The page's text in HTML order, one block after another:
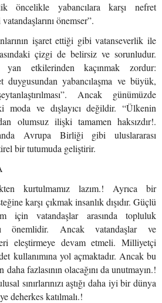
öncelikle yabancılara karşı nefret
önemser”.
işaret ettiği gibi vatanseverlik ile
çizgi de belirsiz ve sorunludur.
yan etkilerinden kaçınmak zordur:
duygusundan yabancılaşma ve büyük,
Ancak günümüzde
moda ve dışlayıcı değildir. “Ülkenin
olumsuz ilişki tamamen haksızdır!.
Avrupa Birliği gibi uluslararası
bir tutumuda geliştirir.
kurtulmamız lazım.! Ayrıca bir
karşı çıkmak insanlık dışıdır. Güçlü
için vatandaşlar arasında topluluk
önemlidir. Ancak vatandaşlar ve
eleştirmeye devam etmeli. Milliyetçi
kullanımına yol açmaktadır. Ancak bu
fazlasının olacağını da unutmayın.!
sınırlarınızı aştığı daha iyi bir dünya
deherkes katılmalı.!